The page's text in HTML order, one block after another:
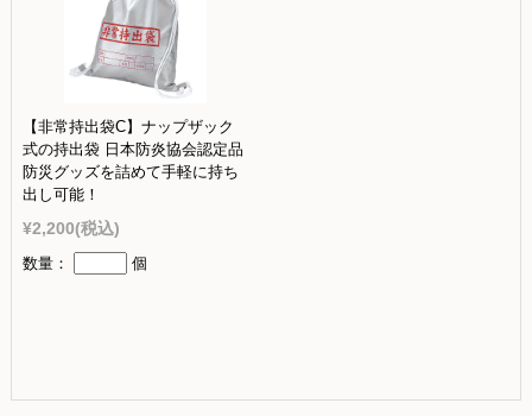
【非常持出袋C】ナップザック
式の持出袋 日本防炎協会認定品
防災グッズを詰めて手軽に持ち
出し可能！
¥2,200(税込)
数量： 個